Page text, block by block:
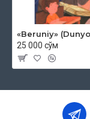
25 000 сўм